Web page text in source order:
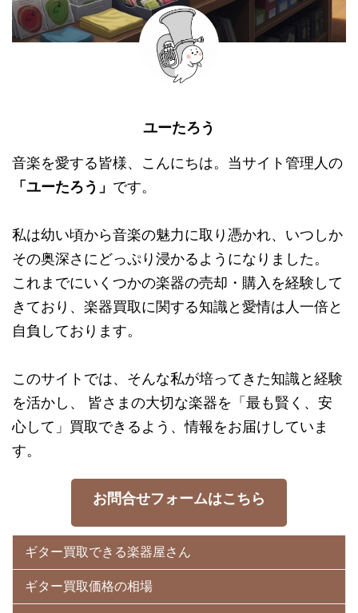
ユーたろう
音楽を愛する皆様、こんにちは。当サイト管理人の
「ユーたろう」 です。
私は幼い頃から音楽の魅力に取り憑かれ、いつしか
その奥深さにどっぷり浸かるようになりました。
これまでにいくつかの楽器の売却・購入を経験して
きており、楽器買取に関する知識と愛情は人一倍と
自負しております。
このサイトでは、そんな私が培ってきた知識と経験
を活かし、 皆さまの大切な楽器を「最も賢く、安
心して」買取できるよう、情報をお届けしていま
す。
お問合せフォームはこちら
ギター買取できる楽器屋さん
ギター買取価格の相場